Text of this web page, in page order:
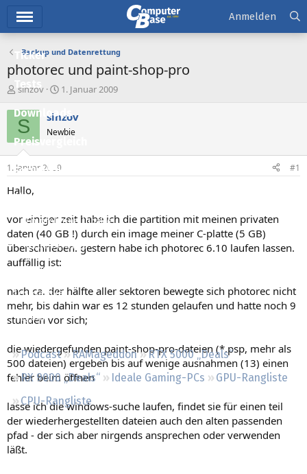
Ticker
Tests
Downloads
Preisvergleich
Forum
Aktuelles
Empfohlene Inhalte
Neue Beiträge
Neueste Aktivitäten
Leserartikel
Regeln
Podcast RAMageddon
RTX 5000 „Deals“
RX 9000 „Deals“
Ideale Gaming-PCs
GPU-Rangliste
CPU-Rangliste
Anmelden
Backup und Datenrettung
photorec und paint-shop-pro
E
s
t
e
e
r
sinzov
E
s
e
l
t
1. Januar 2009
S sinzov
Newbie
1. Januar 2009 #1
Hallo,
vor einiger zeit habe ich die partition mit meinen privaten
daten (40 GB !) durch ein image meiner C-platte (5 GB)
überschrieben. gestern habe ich photorec 6.10 laufen lassen.
auffällig ist:
nach ca. der hälfte aller sektoren bewegte sich photorec nicht
mehr, bis dahin war es 12 stunden gelaufen und hatte noch 9
stunden vor sich;
die wiedergefunden paint-shop-pro-dateien (*.psp, mehr als
500 dateien) ergeben bis auf wenige ausnahmen (13) einen
fehler beim öffnen
lasse ich die windows-suche laufen, findet sie für einen teil
der wiederhergestellten dateien auch den alten passenden
pfad - der sich aber nirgends ansprechen oder verwenden
läßt.